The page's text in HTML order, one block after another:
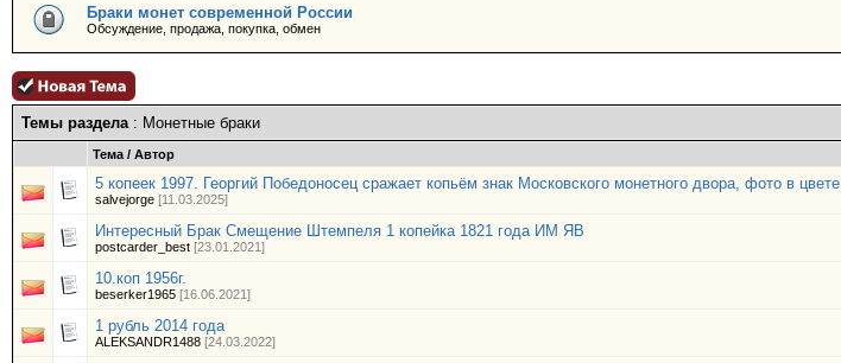
Браки монет современной России
Обсуждение, продажа, покупка, обмен
Темы раздела: Монетные браки
Тема / Автор
5 копеек 1997. Георгий Победоносец сражает копьём знак Московского монетного двора, фото в цвете
salvejorge [11.03.2025]
Интересный Брак Смещение Штемпеля 1 копейка 1821 года ИМ ЯВ
postcarder_best [23.01.2021]
10.коп 1956г.
beserker1965 [16.06.2021]
1 рубль 2014 года
ALEKSANDR1488 [24.03.2022]